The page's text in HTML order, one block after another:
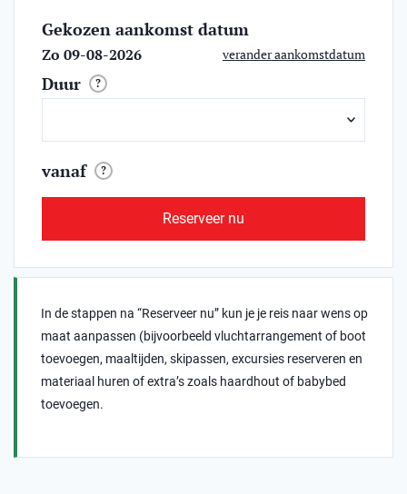
Gekozen aankomst datum
Zo 09-08-2026 verander aankomstdatum
Duur ?
vanaf ?
Reserveer nu
In de stappen na “Reserveer nu” kun je je reis naar wens op
maat aanpassen (bijvoorbeeld vluchtarrangement of boot
toevoegen, maaltijden, skipassen, excursies reserveren en
materiaal huren of extra’s zoals haardhout of babybed
toevoegen.